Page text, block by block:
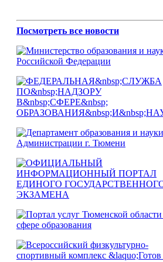
Посмотреть все новости